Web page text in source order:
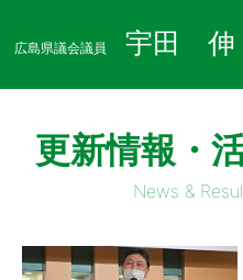
広島県議会議員 宇田 伸
更新情報・
News &